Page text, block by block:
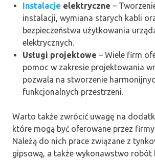
Instalacje elektryczne –
instalacji, wymiana starych kabli
bezpieczeństwa użytkowania
elektrycznych.
Usługi projektowe – Wiele firm
pomoc w zakresie projektowania
pozwala na stworzenie
funkcjonalnych przestrzeni.
Warto także zwrócić uwagę na
które mogą być oferowane przez
Należą do nich prace związane z
gipsową, a także wykonawstwo robót